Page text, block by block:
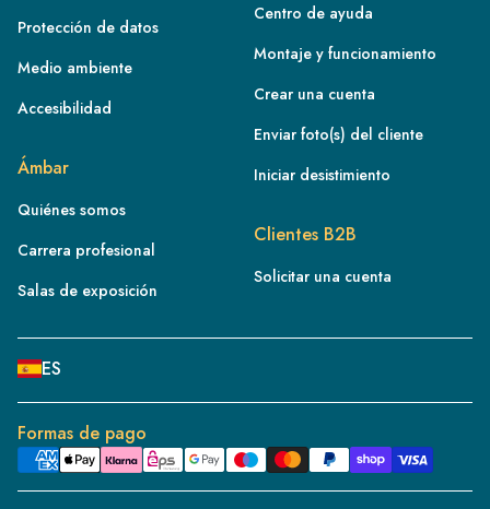
Protección de datos
Medio ambiente
Accesibilidad
Ámbar
Quiénes somos
Carrera profesional
Salas de exposición
Centro de ayuda
Montaje y funcionamiento
Crear una cuenta
Enviar foto(s) del cliente
Iniciar desistimiento
Clientes B2B
Solicitar una cuenta
ES
IE
IT
NL
ES
DE
CH
DK
Formas de pago